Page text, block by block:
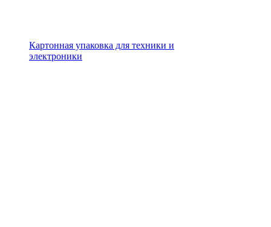
Картонная упаковка для техники и
электроники